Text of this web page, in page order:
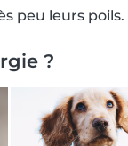
peu leurs poils.
?